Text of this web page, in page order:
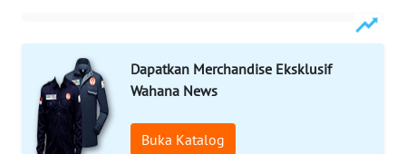
Dapatkan Merchandise Eksklusif
Wahana News
Buka Katalog
WAHANA
SPORT
WAHANA